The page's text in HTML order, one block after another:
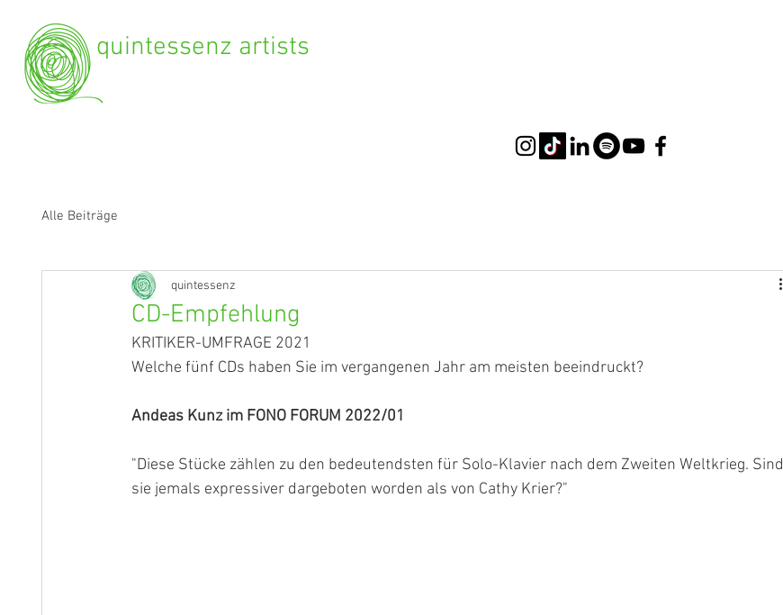
quintessenz artists
Alle Beiträge
CD-Empfehlung
quintessenz
KRITIKER-UMFRAGE 2021
Welche fünf CDs haben Sie im vergangenen Jahr am meisten beeindruckt?
Andeas Kunz im FONO FORUM 2022/01
"Diese Stücke zählen zu den bedeutendsten für Solo-Klavier nach dem Zweiten Weltkrieg. Sind
sie jemals expressiver dargeboten worden als von Cathy Krier?"